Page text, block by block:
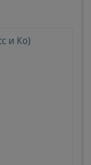
и Ко)